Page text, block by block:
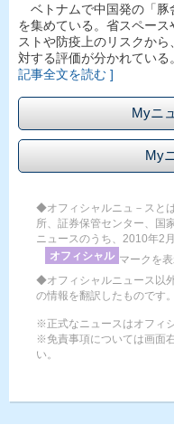
ベトナムで中国発の「豚
を集めている。省スペー
ストや防疫上のリスクか
対する評価が分かれている
記事全文を読む ]
Myニ
My
◆オフィシャルニュ－スと
所、証券保管センター、国
ニュースのうち、2010年2
オフィシャル マークを表
◆オフィシャルニュース以
の情報を翻訳したものです。
※正式なニュースはオフィ
※免責事項については画面
い。